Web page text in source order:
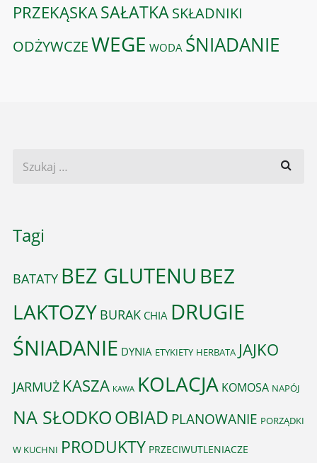
PRZEKĄSKASAŁATKASKŁADNIKI
ODŻYWCZEWEGE WODA ŚNIADANIE
Tagi
BATATY BEZ GLUTENU BEZ
LAKTOZY BURAK CHIA DRUGIE
ŚNIADANIE DYNIA ETYKIETY HERBATA JAJKO
JARMUŻ KASZA KAWA KOLACJA KOMOSA NAPÓJ
NA SŁODKOOBIAD PLANOWANIE PORZĄDKI
W KUCHNI PRODUKTY PRZECIWUTLENIACZE